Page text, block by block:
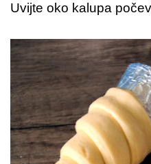
Uvijte oko kalupa